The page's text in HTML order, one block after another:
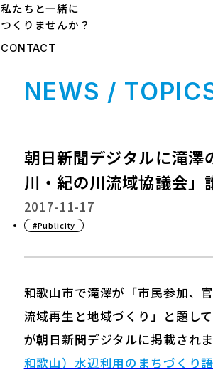
私たちと一緒に
つくりませんか？
CONTACT
NEWS /
朝日新聞デジタルに滝澤
川・紀の川流域協議会」
2017-11-17
#Publicity
和歌山市で滝澤が「市民参加、
流域再生と地域づくり」と題し
が朝日新聞デジタルに掲載されま
和歌山）水辺利用のまちづくり